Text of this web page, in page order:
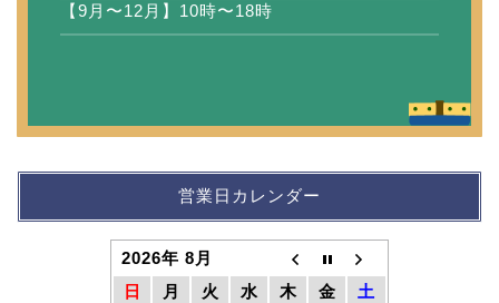
【9月〜12月】10時〜18時
営業日カレンダー
2026年 8月
日
月 火 水 木 金
土